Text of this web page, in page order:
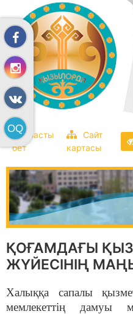
Басты
бет
Сайт
картасы
ҚОҒАМДАҒЫ
ЖҮЙЕСІНІҢ
Халыққа сапалы
мемлекеттің дамуы